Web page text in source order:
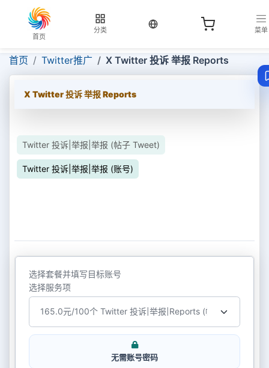
首页
分类
当前语言：中文
菜单
首页 Twitter推广 X Twitter 投诉 举报 Reports
X Twitter 投诉 举报 Reports
Twitter 投诉|举报|举报 (帖子 Tweet)
Twitter 投诉|举报|举报 (账号)
选择套餐并填写目标账号
选择服务项
无需账号密码